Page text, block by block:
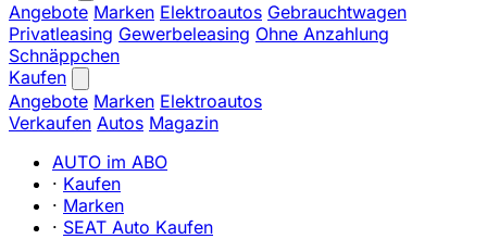
Angebote Marken Elektroautos Gebrauchtwagen
Privatleasing Gewerbeleasing Ohne Anzahlung
Schnäppchen
Kaufen
Angebote Marken Elektroautos
Verkaufen Autos Magazin
AUTO im ABO
· Kaufen
· Marken
· SEAT Auto Kaufen